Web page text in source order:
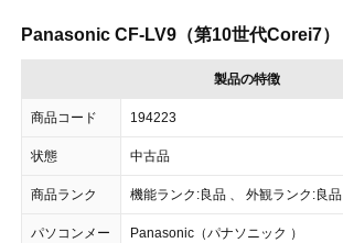
Panasonic CF-LV9（第10世代Corei7）
製品の特徴
商品コード 194223
状態 中古品
商品ランク 機能ランク:良品 、 外観ランク:良品
パソコンメー
Panasonic（パナソニック ）